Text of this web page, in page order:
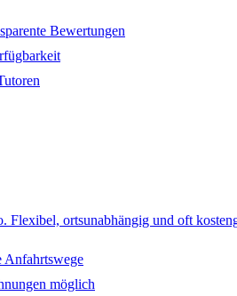
Bewertungen
Flexibel, ortsunabhängig und oft
möglich